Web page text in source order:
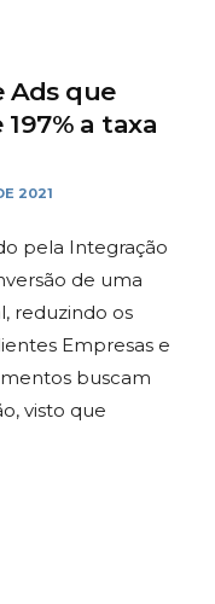
Ads que
a taxa
2021
pela Integração
de uma
reduzindo os
Empresas e
buscam
visto que